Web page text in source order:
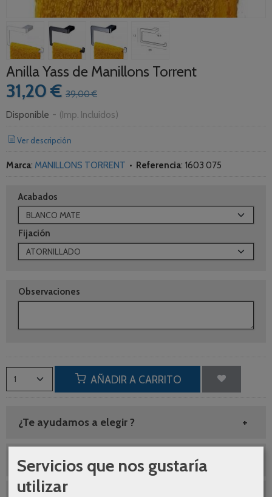
Anilla Yass de Manillons Torrent
31,20 € 39,00 €
Disponible - (Imp. Incluidos)
Ver descripción
Marca: MANILLONS TORRENT • Referencia: 1603 075
Acabados
Fijación
Observaciones
AÑADIR A CARRITO
¿Te ayudamos a elegir ?
Envíos gratuitos
Servicios que nos gustaría
utilizar